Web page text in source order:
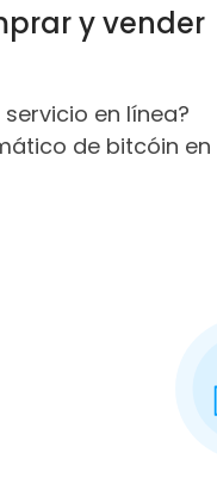
y vender
en línea?
de bitcóin en